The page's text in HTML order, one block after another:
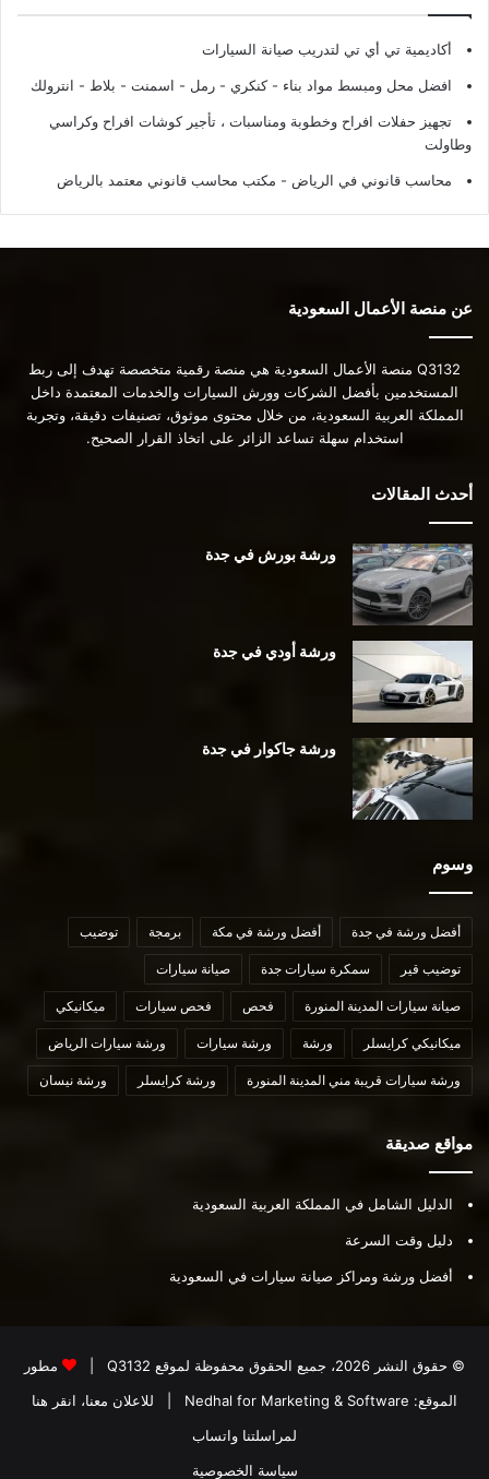
أكاديمية تي أي تي لتدريب صيانة السيارات
افضل محل ومبسط مواد بناء - كنكري - رمل - اسمنت - بلاط - انترولك
تجهيز حفلات افراح وخطوبة ومناسبات ، تأجير كوشات افراح وكراسي
وطاولت
محاسب قانوني في الرياض - مكتب محاسب قانوني معتمد بالرياض
عن منصة الأعمال السعودية
Q3132 منصة الأعمال السعودية هي منصة رقمية متخصصة تهدف إلى ربط
المستخدمين بأفضل الشركات وورش السيارات والخدمات المعتمدة داخل
المملكة العربية السعودية، من خلال محتوى موثوق، تصنيفات دقيقة، وتجربة
استخدام سهلة تساعد الزائر على اتخاذ القرار الصحيح.
أحدث المقالات
ورشة بورش في جدة
ورشة أودي في جدة
ورشة جاكوار في جدة
وسوم
أفضل ورشة في جدة أفضل ورشة في مكة برمجة توضيب
توضيب قير سمكرة سيارات جدة صيانة سيارات
صيانة سيارات المدينة المنورة فحص فحص سيارات ميكانيكي
ميكانيكي كرايسلر ورشة ورشة سيارات ورشة سيارات الرياض
ورشة سيارات قريبة مني المدينة المنورة ورشة كرايسلر ورشة نيسان
مواقع صديقة
الدليل الشامل في المملكة العربية السعودية
دليل وقت السرعة
أفضل ورشة ومراكز صيانة سيارات في السعودية
© حقوق النشر 2026، جميع الحقوق محفوظة لموقع Q3132
مطور
الموقع: Nedhal for Marketing & Software
للاعلان معنا، انقر هنا
لمراسلتنا واتساب
سياسة الخصوصية